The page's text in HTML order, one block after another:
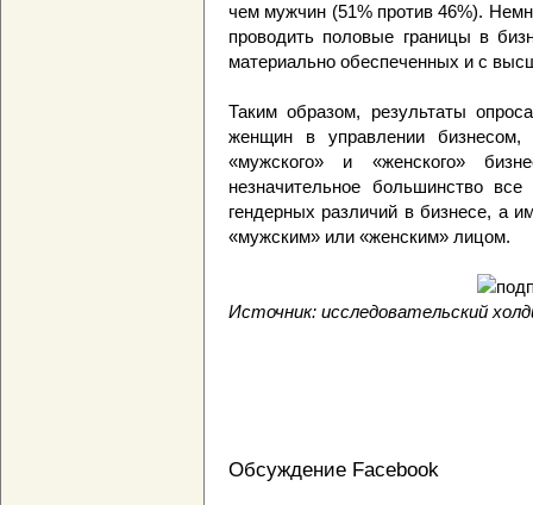
чем мужчин (51% против 46%).
проводить половые границы в
материально обеспеченных и с
Таким образом, результаты
женщин в управлении
«мужского» и «женского»
незначительное большинство
гендерных различий в бизнесе, а
«мужским» или «женским» лицом.
Источник: исследовательский
Обсуждение Facebook